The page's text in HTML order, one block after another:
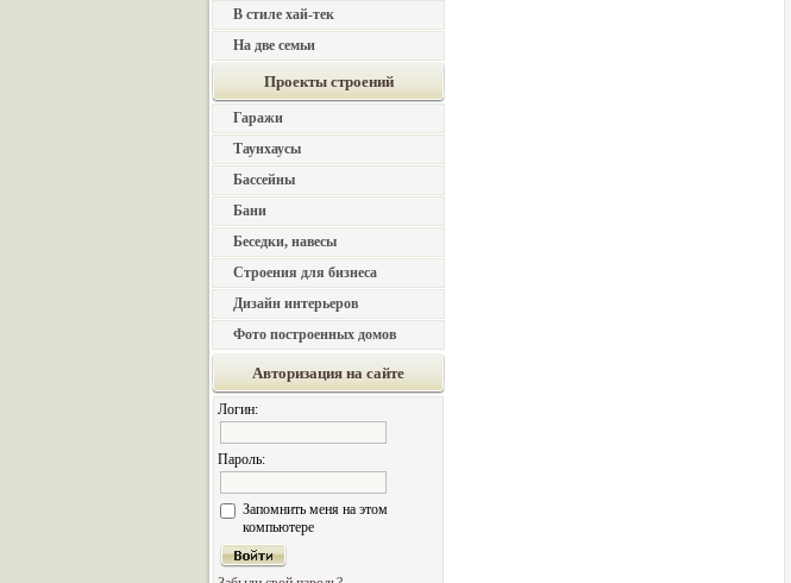
В стиле хай-тек
На две семьи
Проекты строений
Гаражи
Таунхаусы
Бассейны
Бани
Беседки, навесы
Строения для бизнеса
Дизайн интерьеров
Фото построенных домов
Авторизация на сайте
Логин:
Пароль:
Запомнить меня на этом
компьютере